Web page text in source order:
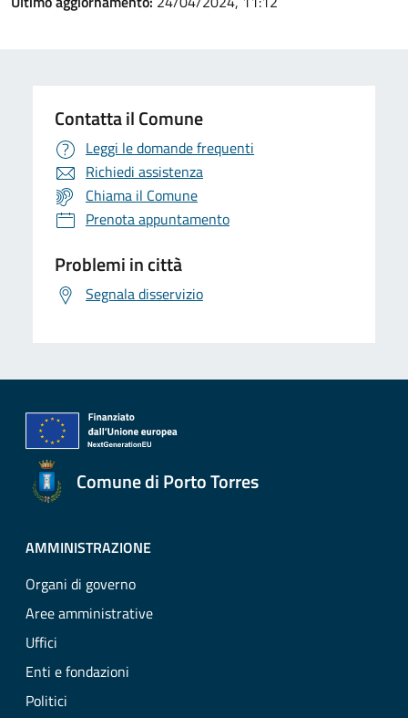
Contatta il Comune
Leggi le domande frequenti
Richiedi assistenza
Chiama il Comune
Prenota appuntamento
Problemi in città
Segnala disservizio
Comune di Porto Torres
AMMINISTRAZIONE
Organi di governo
Aree amministrative
Uffici
Enti e fondazioni
Politici